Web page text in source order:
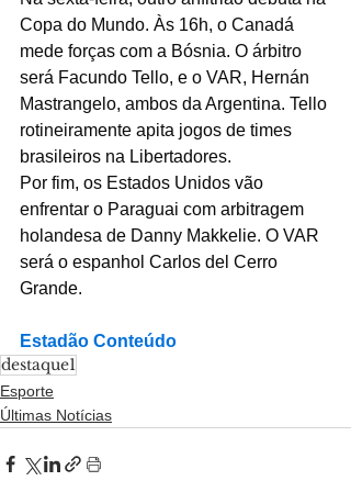
Copa do Mundo. Às 16h, o Canadá
mede forças com a Bósnia. O árbitro
será Facundo Tello, e o VAR, Hernán
Mastrangelo, ambos da Argentina. Tello
rotineiramente apita jogos de times
brasileiros na Libertadores.
Por fim, os Estados Unidos vão
enfrentar o Paraguai com arbitragem
holandesa de Danny Makkelie. O VAR
será o espanhol Carlos del Cerro
Grande.
Estadão Conteúdo
destaque1
Esporte
Últimas Notícias